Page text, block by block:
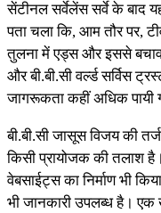
सेंटीनल सर्वेलेंस सर्वे के बाद
पता चला कि, आम तौर पर,
तुलना में एड्स और इससे बचाव
और बी.बी.सी वर्ल्ड सर्विस
जागरूकता कहीं अधिक पायी
बी.बी.सी जासूस विजय की
किसी प्रायोजक की तलाश
वेबसाईट्स का निर्माण भी
भी जानकारी उपलब्ध है।